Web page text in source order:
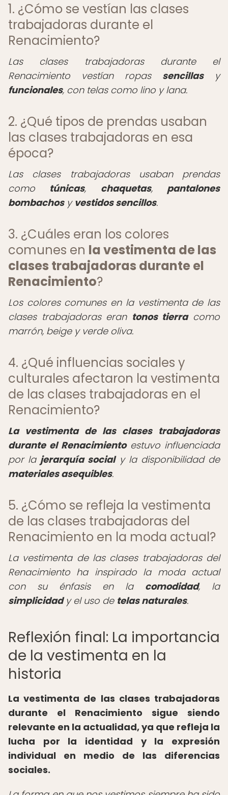
1. ¿Cómo se vestían las clases
trabajadoras durante el
Renacimiento?
Las clases trabajadoras durante el
Renacimiento vestían ropas sencillasy
funcionales, con telas como lino y lana.
2. ¿Qué tipos de prendas usaban
las clases trabajadoras en esa
época?
Las clases trabajadoras usaban prendas
como túnicas, chaquetas, pantalones
bombachosy vestidos sencillos.
3. ¿Cuáles eran los colores
comunes en la vestimenta de las
clases trabajadoras durante el
Renacimiento?
Los colores comunes en la vestimenta de las
clases trabajadoras eran tonos tierracomo
marrón, beige y verde oliva.
4. ¿Qué influencias sociales y
culturales afectaron la vestimenta
de las clases trabajadoras en el
Renacimiento?
La vestimenta de las clases trabajadoras
durante el Renacimientoestuvo influenciada
por la jerarquía socialy la disponibilidad de
materiales asequibles.
5. ¿Cómo se refleja la vestimenta
de las clases trabajadoras del
Renacimiento en la moda actual?
La vestimenta de las clases trabajadoras del
Renacimiento ha inspirado la moda actual
con su énfasis en la comodidad, la
simplicidady el uso de telas naturales.
Reflexión final: La importancia
de la vestimenta en la
historia
La vestimenta de las clases trabajadoras
durante el Renacimiento sigue siendo
relevante en la actualidad, ya que refleja la
lucha por la identidad y la expresión
individual en medio de las diferencias
sociales.